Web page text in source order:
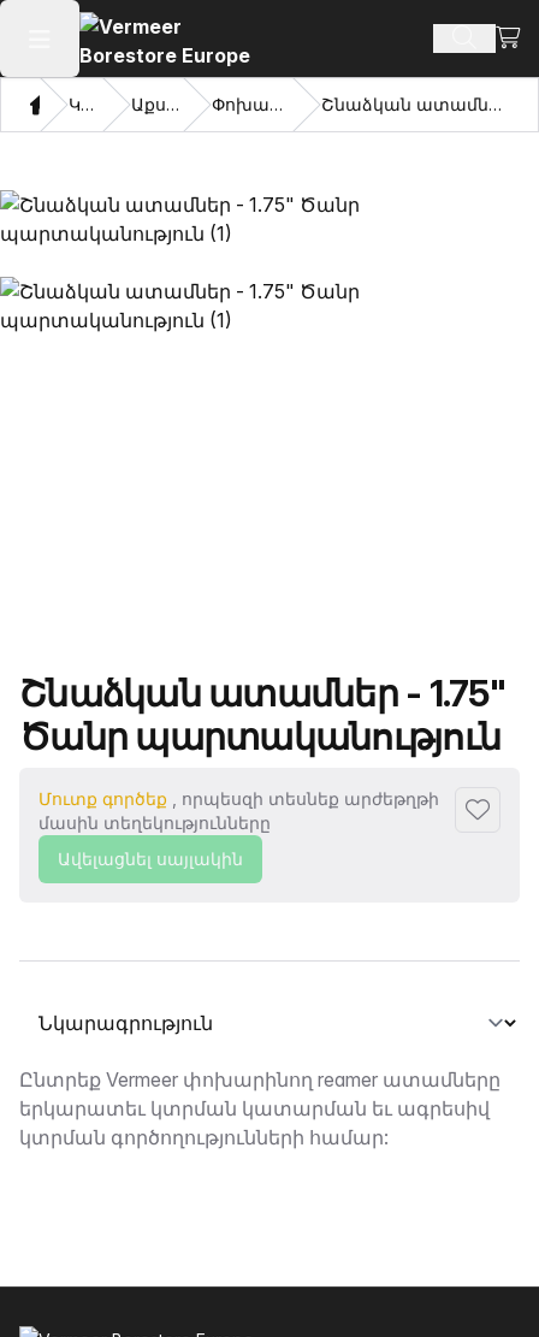
Բաց հիմնական մենյու
ՏունԿատալոգ Աքսեսուարներ Փոխարինող Ատամներ Շնաձկան ատամներ - 1.75" Ծանր պարտականություն
Ապրանքի անվանումը
Շնաձկան ատամներ - 1.75"
Ծանր պարտականություն
Մուտք գործեք , որպեսզի տեսնեք արժեթղթի
մասին տեղեկությունները
Ավելացնել սայլակին
Ընտրել տաբ
Նկարագրություն
Ընտրեք Vermeer փոխարինող reamer ատամները
երկարատեւ կտրման կատարման եւ ագրեսիվ
կտրման գործողությունների համար: